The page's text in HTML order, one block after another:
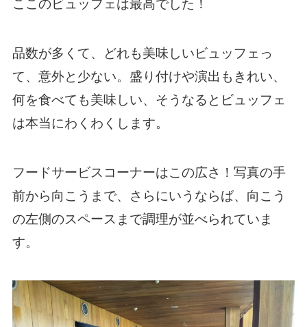
ここのビュッフェは最高でした！
品数が多くて、どれも美味しいビュッフェっ
て、意外と少ない。盛り付けや演出もきれい、
何を食べても美味しい、そうなるとビュッフェ
は本当にわくわくします。
フードサービスコーナーはこの広さ！写真の手
前から向こうまで、さらにいうならば、向こう
の左側のスペースまで調理が並べられていま
す。